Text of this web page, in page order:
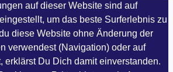
auf dieser Website sind auf
um das beste Surferlebnis zu
diese Website ohne Änderung der
verwendest (Navigation) oder auf
erklärst Du Dich damit einverstanden.